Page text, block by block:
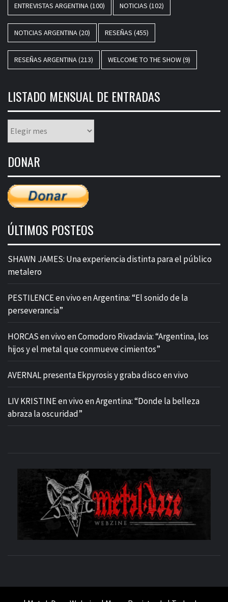
ENTREVISTAS ARGENTINA(100) NOTICIAS (102)
NOTICIAS ARGENTINA(20) RESEÑAS (455)
RESEÑAS ARGENTINA(213) WELCOME TO THE SHOW(9)
LISTADO MENSUAL DE ENTRADAS
mensual
entradas
DONAR
ÚLTIMOS POSTEOS
SHAWN JAMES: Una experiencia distinta para el público
metalero
PESTILENCE en vivo en Argentina: “El sonido de la
perseverancia”
HORCAS en vivo en Comodoro Rivadavia: “Argentina, los
hijos y el metal que conmueve cimientos”
AVERNAL presenta Ekpyrosis y graba disco en vivo
LIV KRISTINE en vivo en Argentina: “Donde la belleza
abraza la oscuridad”